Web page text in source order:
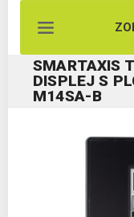
SMARTAXIS
DISPLEJ S
M14SA-B